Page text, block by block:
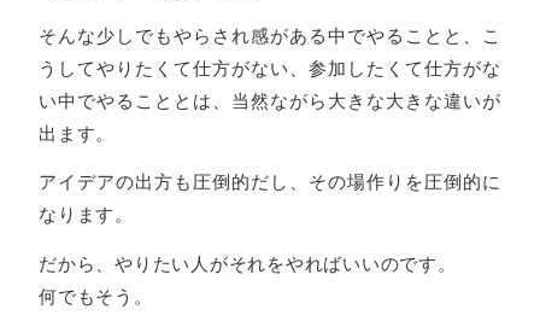
そんな少しでもやらされ感がある中でやることと、こ
うしてやりたくて仕方がない、参加したくて仕方がな
い中でやることとは、当然ながら大きな大きな違いが
出ます。
アイデアの出方も圧倒的だし、その場作りを圧倒的に
なります。
だから、やりたい人がそれをやればいいのです。
何でもそう。